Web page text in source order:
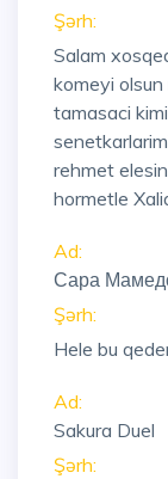
Şərh:
Salam
komeyi
tamasaci
rehmet
hormetle
Ad:
Сара
Şərh:
Hele bu
Ad:
Sakura Duel
Şərh: